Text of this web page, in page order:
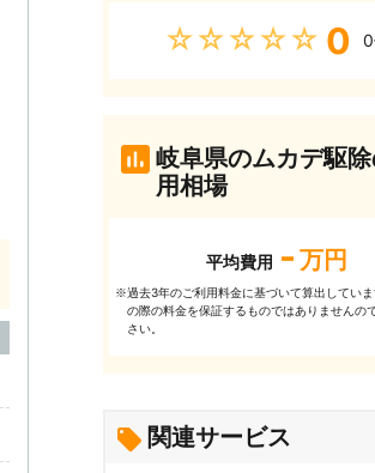
★★★★★ 0
岐阜県のムカデ駆
用相場
平均費用 - 万円
※過去3年のご利⽤料⾦に基づいて算出してい
の際の料⾦を保証するものではありませんの
さい。
関連サービス